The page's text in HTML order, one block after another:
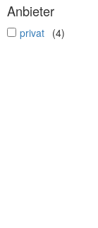
Anbieter
undefined
privat (4)